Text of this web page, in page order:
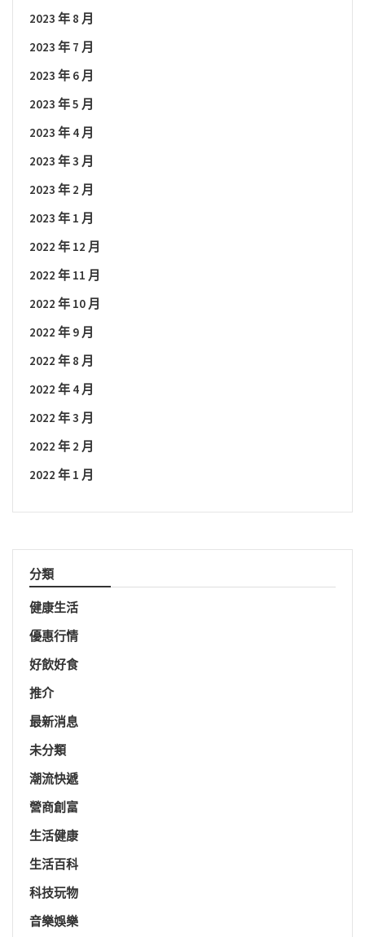
2023 年 8 月
2023 年 7 月
2023 年 6 月
2023 年 5 月
2023 年 4 月
2023 年 3 月
2023 年 2 月
2023 年 1 月
2022 年 12 月
2022 年 11 月
2022 年 10 月
2022 年 9 月
2022 年 8 月
2022 年 4 月
2022 年 3 月
2022 年 2 月
2022 年 1 月
分類
健康生活
優惠行情
好飲好食
推介
最新消息
未分類
潮流快遞
營商創富
生活健康
生活百科
科技玩物
音樂娛樂